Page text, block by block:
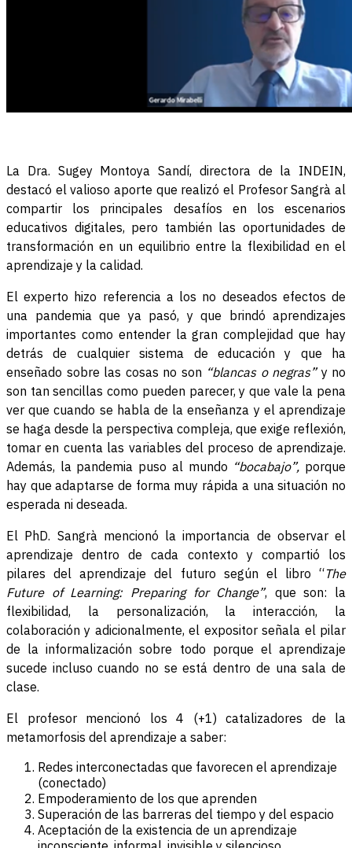
La Dra. Sugey Montoya Sandí, directora de la INDEIN,
destacó el valioso aporte que realizó el Profesor Sangrà al
compartir los principales desafíos en los escenarios
educativos digitales, pero también las oportunidades de
transformación en un equilibrio entre la flexibilidad en el
aprendizaje y la calidad.
El experto hizo referencia a los no deseados efectos de
una pandemia que ya pasó, y que brindó aprendizajes
importantes como entender la gran complejidad que hay
detrás de cualquier sistema de educación y que ha
enseñado sobre las cosas no son “blancas o negras”y no
son tan sencillas como pueden parecer, y que vale la pena
ver que cuando se habla de la enseñanza y el aprendizaje
se haga desde la perspectiva compleja, que exige reflexión,
tomar en cuenta las variables del proceso de aprendizaje.
Además, la pandemia puso al mundo “bocabajo”, porque
hay que adaptarse de forma muy rápida a una situación no
esperada ni deseada.
El PhD. Sangrà mencionó la importancia de observar el
aprendizaje dentro de cada contexto y compartió los
pilares del aprendizaje del futuro según el libro “The
Future of Learning: Preparing for Change”, que son: la
flexibilidad, la personalización, la interacción, la
colaboración y adicionalmente, el expositor señala el pilar
de la informalización sobre todo porque el aprendizaje
sucede incluso cuando no se está dentro de una sala de
clase.
El profesor mencionó los 4 (+1) catalizadores de la
metamorfosis del aprendizaje a saber:
Redes interconectadas que favorecen el aprendizaje
(conectado)
Empoderamiento de los que aprenden
Superación de las barreras del tiempo y del espacio
Aceptación de la existencia de un aprendizaje